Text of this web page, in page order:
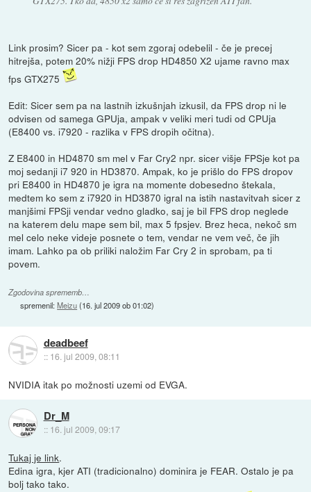
Link prosim? Sicer pa - kot sem zgoraj odebelil - če je precej
hitrejša, potem 20% nižji FPS drop HD4850 X2 ujame ravno max
fps GTX275
Edit: Sicer sem pa na lastnih izkušnjah izkusil, da FPS drop ni le
odvisen od samega GPUja, ampak v veliki meri tudi od CPUja
(E8400 vs. i7920 - razlika v FPS dropih očitna).
Z E8400 in HD4870 sm mel v Far Cry2 npr. sicer višje FPSje kot pa
moj sedanji i7 920 in HD3870. Ampak, ko je prišlo do FPS dropov
pri E8400 in HD4870 je igra na momente dobesedno štekala,
medtem ko sem z i7920 in HD3870 igral na istih nastavitvah sicer z
manjšimi FPSji vendar vedno gladko, saj je bil FPS drop neglede
na katerem delu mape sem bil, max 5 fpsjev. Brez heca, nekoč sm
mel celo neke videje posnete o tem, vendar ne vem več, če jih
imam. Lahko pa ob priliki naložim Far Cry 2 in sprobam, pa ti
povem.
Zgodovina sprememb…
spremenil:Meizu(16. jul 2009 ob 01:02)
deadbeef
:: 16. jul 2009, 08:11
NVIDIA itak po možnosti uzemi od EVGA.
Dr_M
:: 16. jul 2009, 09:17
Tukaj je link.
Edina igra, kjer ATI (tradicionalno) dominira je FEAR. Ostalo je pa
bolj tako tako.